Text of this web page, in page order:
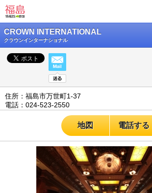
CROWN INTERNATIONAL
クラウンインターナショナル
住所：福島市万世町1-37
電話：024-523-2550
地図 電話する